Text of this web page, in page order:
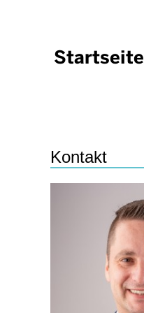
Startseite
Kontakt